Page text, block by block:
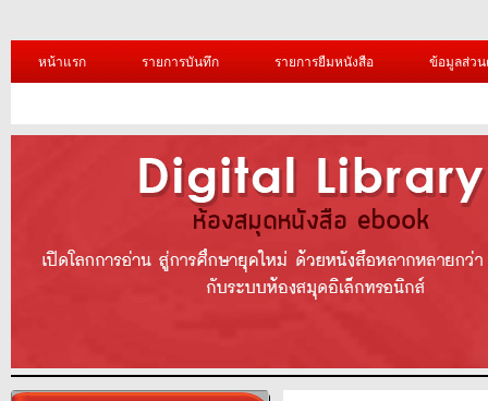
หน้าแรก รายการบันทึก รายการยืมหนังสือ ข้อมูลส่ว